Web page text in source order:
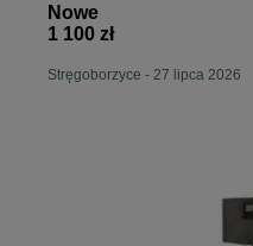
Nowe
1 100 zł
Stręgoborzyce - 27 lipca 2026